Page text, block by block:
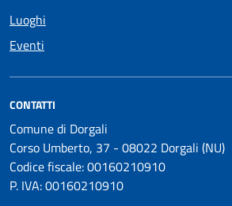
Luoghi
Eventi
CONTATTI
Comune di Dorgali
Corso Umberto, 37 - 08022 Dorgali (NU)
Codice fiscale: 00160210910
P. IVA: 00160210910